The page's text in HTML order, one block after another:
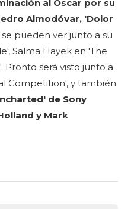
al Oscar por su
Almodóvar, 'Dolor
pueden ver junto a su
Salma Hayek en 'The
Pronto será visto junto a
Competition', y también
de Sony
y Mark